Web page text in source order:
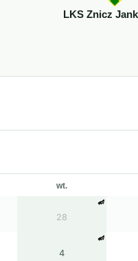
LKS Znicz
wt.
28
4